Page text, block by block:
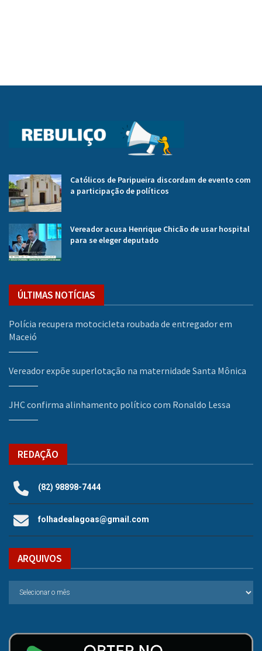
Católicos de Paripueira discordam de evento com
a participação de políticos
Vereador acusa Henrique Chicão de usar hospital
para se eleger deputado
ÚLTIMAS NOTÍCIAS
Polícia recupera motocicleta roubada de entregador em
Maceió
Vereador expõe superlotação na maternidade Santa Mônica
JHC confirma alinhamento político com Ronaldo Lessa
REDAÇÃO
(82) 98898-7444
folhadealagoas@gmail.com
ARQUIVOS